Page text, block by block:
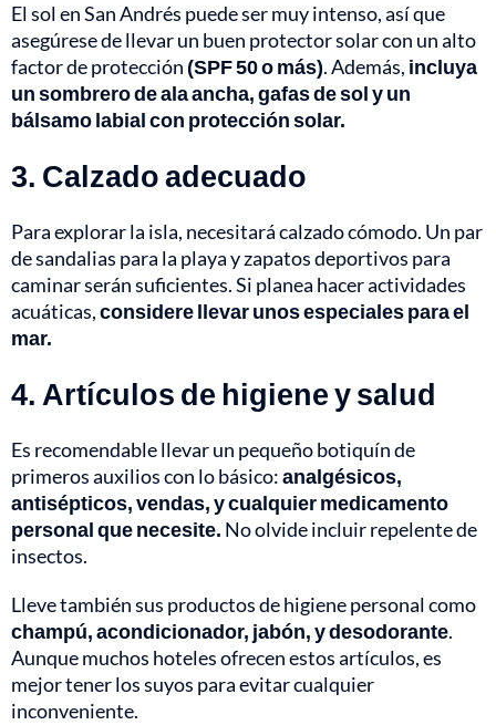
El sol en San Andrés puede ser muy intenso, así que
asegúrese de llevar un buen protector solar con un alto
factor de protección(SPF 50 o más). Además, incluya
un sombrero de ala ancha, gafas de sol y un
bálsamo labial con protección solar.
3. Calzado adecuado
Para explorar la isla, necesitará calzado cómodo. Un par
de sandalias para la playa y zapatos deportivos para
caminar serán suficientes. Si planea hacer actividades
acuáticas,considere llevar unos especiales para el
mar.
4. Artículos de higiene y salud
Es recomendable llevar un pequeño botiquín de
primeros auxilios con lo básico:analgésicos,
antisépticos, vendas, y cualquier medicamento
personal que necesite. No olvide incluir repelente de
insectos.
Lleve también sus productos de higiene personal como
champú, acondicionador, jabón, y desodorante.
Aunque muchos hoteles ofrecen estos artículos, es
mejor tener los suyos para evitar cualquier
inconveniente.